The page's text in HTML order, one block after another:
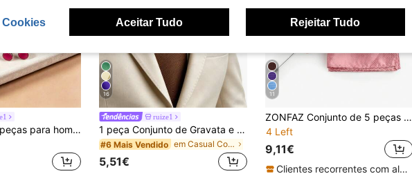
Conjunto de 4 peças para homem de negócios em poliéster de cor lisa com gravata, laço, lenço de bolso e abotoaduras, para casamentos
16
ruize1
1 peça Conjunto de Gravata e Lenço de Bolso Masculino Dourado Canelado 8cm, Conjunto de Gravata para Noivo em Casamento e Festa
#6 Mais Vendido em Casual Colarinho Masculino & Acessórios
5,51€
11
ZONFAZ Conjunto de 5 peças para terno masculino, elegante e moderno, com estampa xadrez, incluindo gravata borboleta, lenço de bolso, abotoaduras e broche de lapela. Ideal para casamentos, cerimônias e uso diário.
4 Left
9,11€
Clientes recorrentes com alta taxa de retorno
Cookies Aceitar Tudo Rejeitar Tudo